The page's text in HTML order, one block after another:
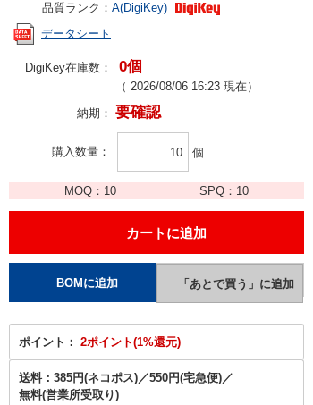
品質ランク： A(DigiKey)
データシート
DigiKey在庫数： 0個
（ 2026/08/06 16:23 現在）
納期： 要確認
購入数量 個
MOQ： 10 SPQ： 10
ポイント： 2ポイント(1%還元)
送料： 385円(ネコポス)／550円(宅急便)／
無料(営業所受取り)